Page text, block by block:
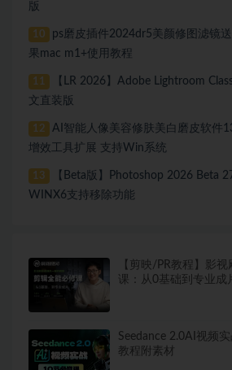
版
10
ps磨皮插件2024dr5美颜修图滤镜
果mac m1+使用教程
11
【LR 2026】Adobe Lightroom
文直装版
12
AI智能人像美容修肤美白磨皮软件
增效工具扩展 支持Win系统
13
【Beta版】Photoshop 2026 Beta
WINX6支持移除功能
【剪映/PR教程】影
课：从0基础到专业成
Seedance 2.0AI视频
教程附素材